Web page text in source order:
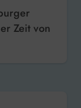
Zeit von